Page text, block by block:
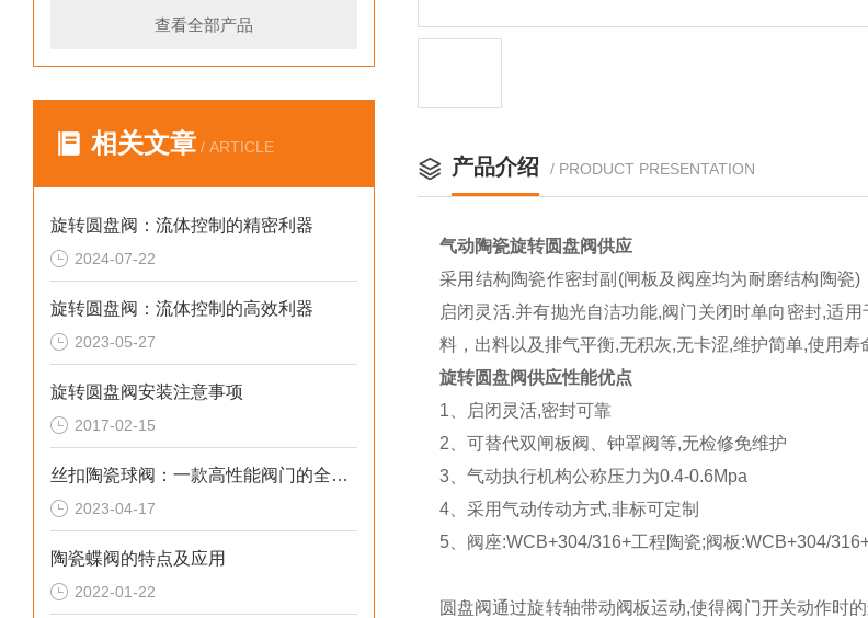
查看全部产品
相关文章 / ARTICLE
旋转圆盘阀：流体控制的精密利器
2024-07-22
旋转圆盘阀：流体控制的高效利器
2023-05-27
旋转圆盘阀安装注意事项
2017-02-15
丝扣陶瓷球阀：一款高性能阀门的全面解析
2023-04-17
陶瓷蝶阀的特点及应用
2022-01-22
产品介绍 / PRODUCT PRESENTATION
气动陶瓷旋转圆盘阀供应
采用结构陶瓷作密封副(闸板及阀座均为耐磨结构陶瓷
启闭灵活.并有抛光自洁功能,阀门关闭时单向密封,适
料，出料以及排气平衡,无积灰,无卡涩,维护简单,使用寿
旋转圆盘阀供应性能优点
1、启闭灵活,密封可靠
2、可替代双闸板阀、钟罩阀等,无检修免维护
3、气动执行机构公称压力为0.4-0.6Mpa
4、采用气动传动方式,非标可定制
5、阀座:WCB+304/316+工程陶瓷;阀板:WCB+304/
圆盘阀通过旋转轴带动阀板运动,使得阀门开关动作时